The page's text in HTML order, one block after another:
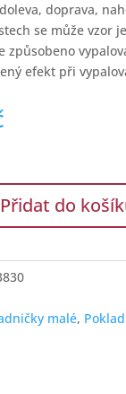
doprava,
se může vzor
způsobeno
efekt při
Přidat do
malé,